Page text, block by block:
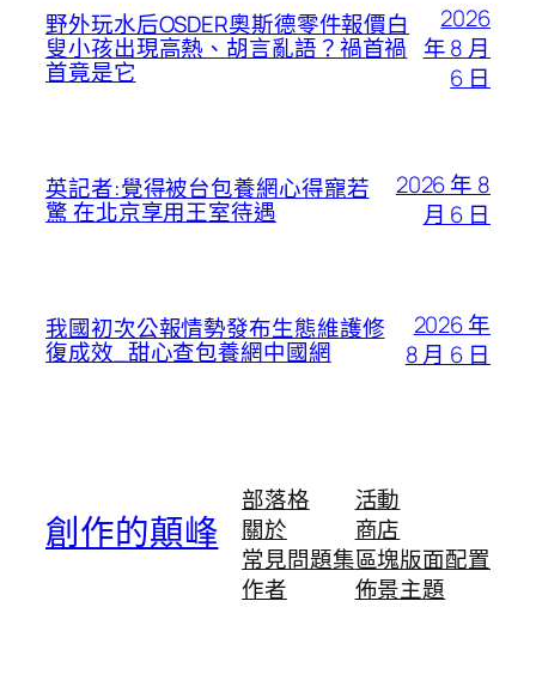
野外玩水后OSDER奧斯德零件報價白
叟小孩出現高熱、胡言亂語？禍首禍
首竟是它
2026
年 8 月
6 日
英記者:覺得被台包養網心得寵若
驚 在北京享用王室待遇
2026 年 8
月 6 日
我國初次公報情勢發布生態維護修
復成效_甜心查包養網中國網
2026 年
8 月 6 日
創作的顛峰
部落格
關於
常見問題集
作者
活動
商店
區塊版面配置
佈景主題